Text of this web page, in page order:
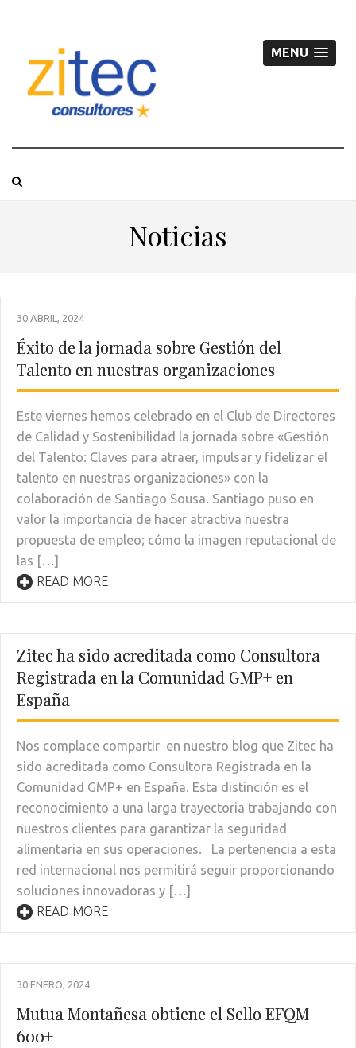
MENU
Noticias
30 ABRIL, 2024
Éxito de la jornada sobre Gestión del
Talento en nuestras organizaciones
Este viernes hemos celebrado en el Club de Directores
de Calidad y Sostenibilidad la jornada sobre «Gestión
del Talento: Claves para atraer, impulsar y fidelizar el
talento en nuestras organizaciones» con la
colaboración de Santiago Sousa. Santiago puso en
valor la importancia de hacer atractiva nuestra
propuesta de empleo; cómo la imagen reputacional de
las […]
READ MORE
Zitec ha sido acreditada como Consultora
Registrada en la Comunidad GMP+ en
España
Nos complace compartir en nuestro blog que Zitec ha
sido acreditada como Consultora Registrada en la
Comunidad GMP+ en España. Esta distinción es el
reconocimiento a una larga trayectoria trabajando con
nuestros clientes para garantizar la seguridad
alimentaria en sus operaciones. La pertenencia a esta
red internacional nos permitirá seguir proporcionando
soluciones innovadoras y […]
READ MORE
30 ENERO, 2024
Mutua Montañesa obtiene el Sello EFQM
600+